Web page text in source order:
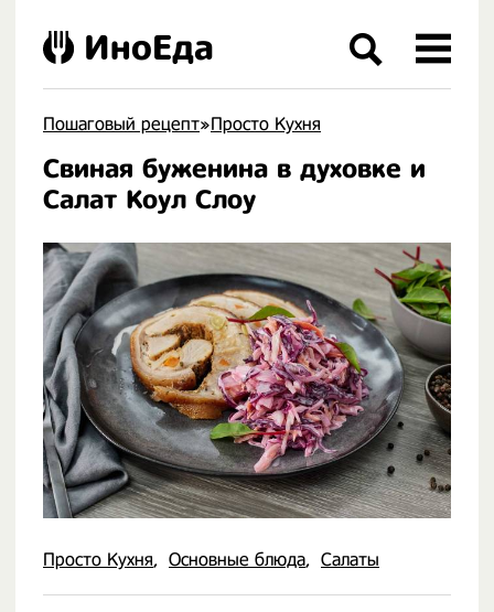
Пошаговый рецепт»Просто Кухня
Свиная буженина в духовке и
Салат Коул Слоу
Просто Кухня Основные блюда Салаты
ИноЕда